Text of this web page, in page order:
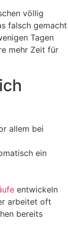
völlig
falsch gemacht
Tagen
mehr Zeit für
allem bei
ein
entwickeln
arbeitet oft
bereits